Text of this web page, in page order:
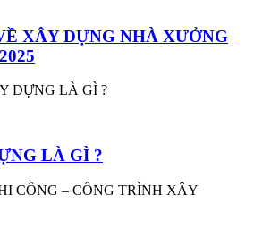
XÂY DỰNG NHÀ XƯỞNG
LÀ GÌ ?